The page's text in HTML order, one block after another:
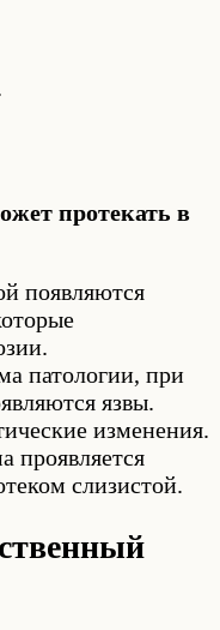
протекать в
появляются
патологии, при
язвы.
изменения.
проявляется
слизистой.